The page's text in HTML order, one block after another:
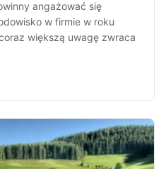
angażować się
w firmie w roku
większą uwagę zwraca